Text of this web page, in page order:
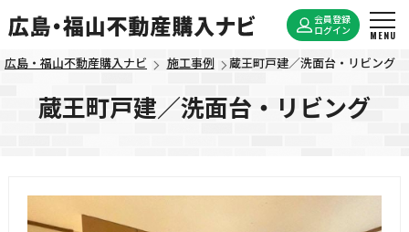
会員登録
ログイン
広島・福山不動産購入ナビ 施工事例 蔵王町戸建／洗面台・リビング
蔵王町戸建／洗面台・リビング